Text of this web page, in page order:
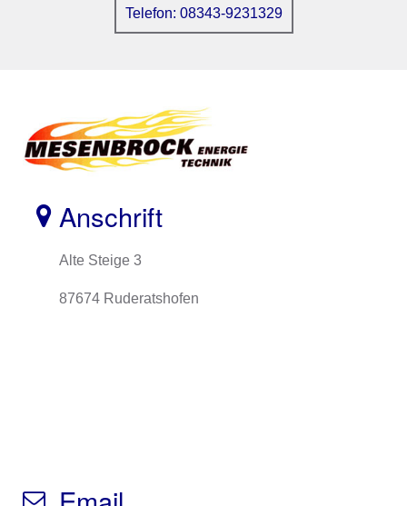
Telefon: 08343-9231329
Anschrift
Alte Steige 3
87674 Ruderatshofen